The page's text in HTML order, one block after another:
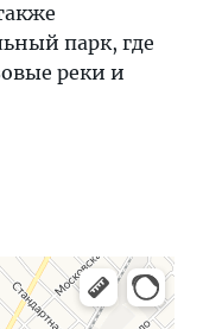
парк, где
реки и
поиск мест